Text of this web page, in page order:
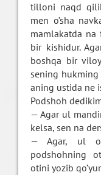
tilloni naqd
men o’sha
mamlakatda na
bir kishidur.
boshqa bir
sening hukming
aning ustida ne
Podshoh
— Agar ul
kelsa, sen na
— Agar, ul
podshohning
otini yozib